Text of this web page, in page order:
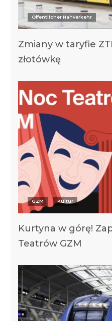
Öffentlicher Nahverkehr
Zmiany w taryfie
złotówkę
GZM Kultur
Kurtyna w górę!
Teatrów GZM